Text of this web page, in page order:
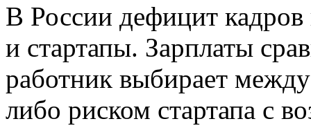
В России дефицит
и стартапы. Зарплаты
работник выбирает
либо риском стартапа с